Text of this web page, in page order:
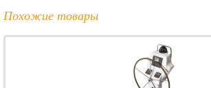
Похожие товары